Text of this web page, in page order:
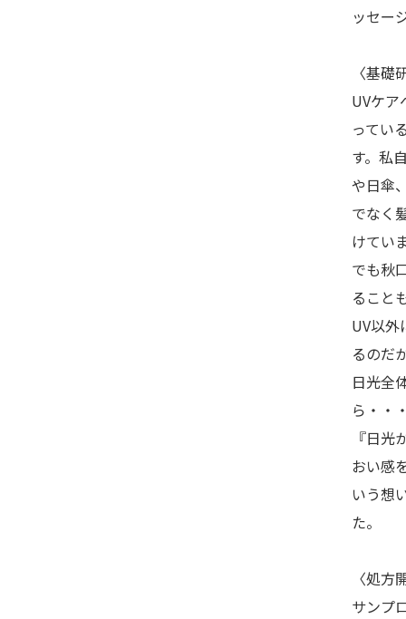
ッセー
〈基礎
UVケア
ってい
す。私
や日傘
でなく
けてい
でも秋
ること
UV以外
るのだ
日光全
ら・・
『日光
おい感
いう想
た。
〈処方
サンプ